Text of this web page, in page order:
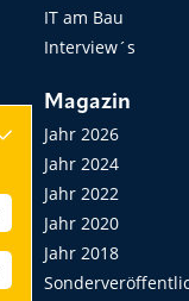
IT am Bau
Interview´s
Magazin
Jahr 2026
Jahr 2024
Jahr 2022
Jahr 2020
Jahr 2018